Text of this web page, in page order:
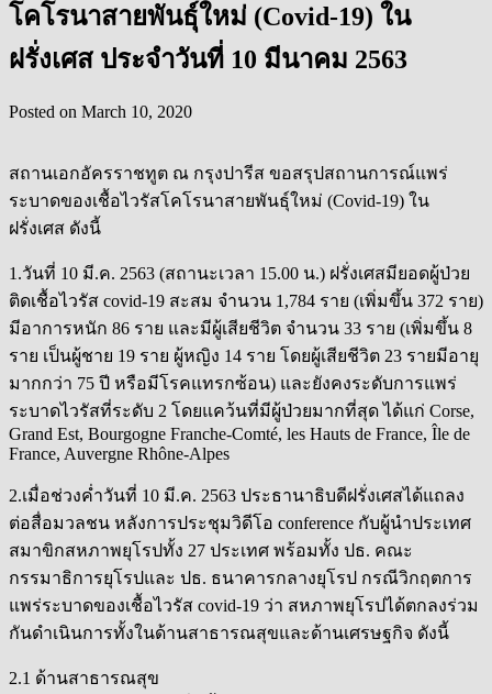
โคโรนาสายพันธุ์ใหม่ (Covid-19) ใน
ฝรั่งเศส ประจำวันที่ 10 มีนาคม 2563
Posted on March 10, 2020
สถานเอกอัครราชทูต ณ กรุงปารีส ขอสรุปสถานการณ์แพร่
ระบาดของเชื้อไวรัสโคโรนาสายพันธุ์ใหม่ (Covid-19) ใน
ฝรั่งเศส ดังนี้
1.วันที่ 10 มี.ค. 2563 (สถานะเวลา 15.00 น.) ฝรั่งเศสมียอดผู้ป่วย
ติดเชื้อไวรัส covid-19 สะสม จำนวน 1,784 ราย (เพิ่มขึ้น 372 ราย)
มีอาการหนัก 86 ราย และมีผู้เสียชีวิต จำนวน 33 ราย (เพิ่มขึ้น 8 ​
ราย เป็นผู้ชาย 19 ราย ผู้หญิง 14 ราย โดยผู้เสียชีวิต 23 รายมีอายุ
มากกว่า 75 ปี หรือมีโรคแทรกซ้อน) และยังคงระดับการแพร่
ระบาดไวรัสที่ระดับ 2 โดยแคว้นที่มีผู้ป่วยมากที่สุด ได้แก่ Corse,
Grand Est, Bourgogne Franche-Comté, les Hauts de France, Île de
France, Auvergne Rhône-Alpes
2.เมื่อช่วงค่ำวันที่ 10 มี.ค. 2563 ประธานาธิบดีฝรั่งเศสได้แถลง
ต่อสื่อมวลชน หลังการประชุมวิดีโอ conference กับผู้นำประเทศ
สมาขิกสหภาพยุโรปทั้ง 27 ประเทศ พร้อมทั้ง ปธ. คณะ
กรรมาธิการยุโรปและ ปธ. ธนาคารกลางยุโรป กรณีวิกฤตการ
แพร่ระบาดของเชื้อไวรัส covid-19 ว่า สหภาพยุโรปได้ตกลงร่วม
กันดำเนินการทั้งในด้านสาธารณสุขและด้านเศรษฐกิจ ดังนี้
2.1 ด้านสาธารณสุข